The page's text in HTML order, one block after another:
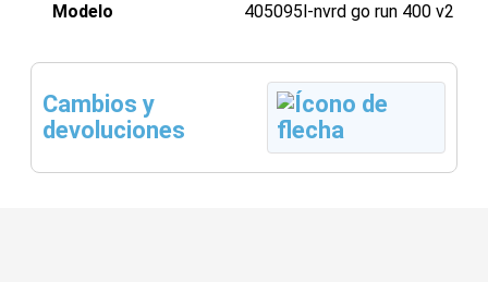
Modelo 405095l-nvrd go run 400 v2
Cambios y
devoluciones